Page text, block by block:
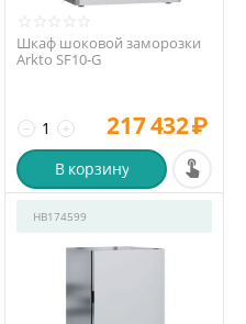
Шкаф шоковой заморозки
Arkto SF10-G
+
− 217 432₽
В корзину
HB174599